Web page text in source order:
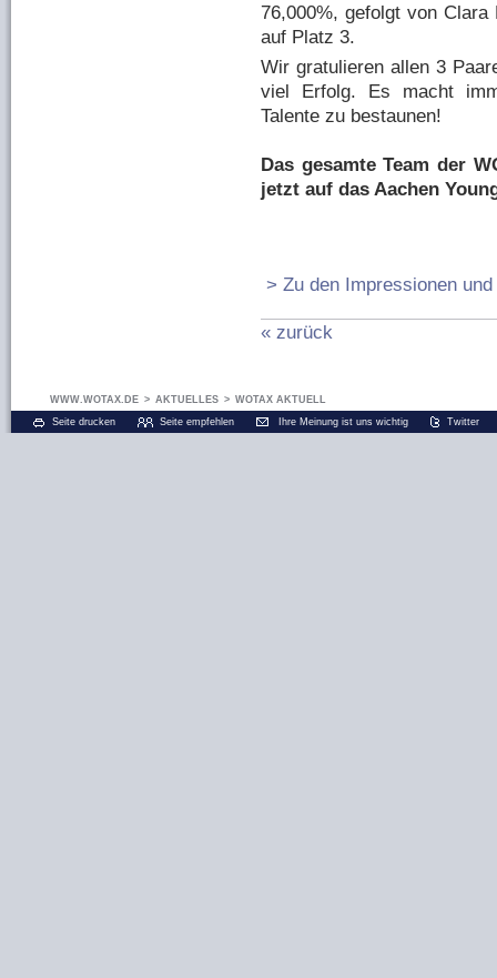
76,000%, gefolgt von
auf Platz 3.
Wir gratulieren allen 3
viel Erfolg. Es macht
Talente zu bestaunen!
Das gesamte Team der
jetzt auf das Aachen
> Zu den Impressionen
« zurück
WWW.WOTAX.DE > AKTUELLES > WOTAX AKTUELL
Seite drucken
Seite empfehlen Ihre Meinung ist uns wichtig Twitter